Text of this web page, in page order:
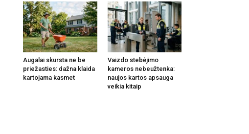
Augalai skursta ne be
priežasties: dažna klaida
kartojama kasmet
Vaizdo stebėjimo
kameros nebeužtenka:
naujos kartos apsauga
veikia kitaip